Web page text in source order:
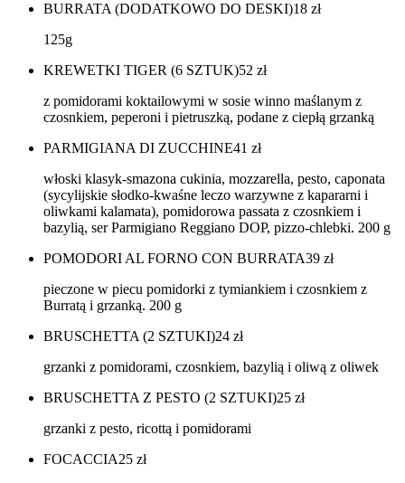
BURRATA (DODATKOWO DO DESKI)18 zł
125g
KREWETKI TIGER (6 SZTUK)52 zł
z pomidorami koktailowymi w sosie winno maślanym z
czosnkiem, peperoni i pietruszką, podane z ciepłą grzanką
PARMIGIANA DI ZUCCHINE41 zł
włoski klasyk-smazona cukinia, mozzarella, pesto, caponata
(sycylijskie słodko-kwaśne leczo warzywne z kapararni i
oliwkami kalamata), pomidorowa passata z czosnkiem i
bazylią, ser Parmigiano Reggiano DOP, pizzo-chlebki. 200 g
POMODORI AL FORNO CON BURRATA39 zł
pieczone w piecu pomidorki z tymiankiem i czosnkiem z
Burratą i grzanką. 200 g
BRUSCHETTA (2 SZTUKI)24 zł
grzanki z pomidorami, czosnkiem, bazylią i oliwą z oliwek
BRUSCHETTA Z PESTO (2 SZTUKI)25 zł
grzanki z pesto, ricottą i pomidorami
FOCACCIA25 zł